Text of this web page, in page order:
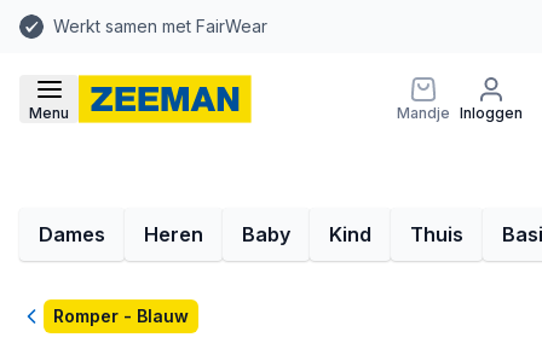
Werkt samen met FairWear
Menu Mandje Inloggen
Dames Heren Baby Kind Thuis
TerugRomper - Blauw